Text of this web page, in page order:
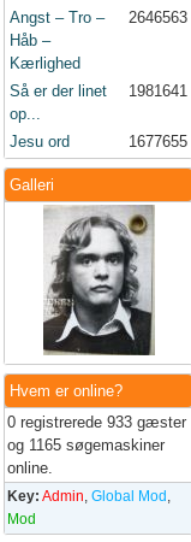
Angst – Tro –
Håb –
Kærlighed
2646563
Så er der linet
op...
1981641
Jesu ord 1677655
Galleri
Hvem er online?
0 registrerede 933 gæster
og 1165 søgemaskiner
online.
Key: Admin, Global Mod ,
Mod